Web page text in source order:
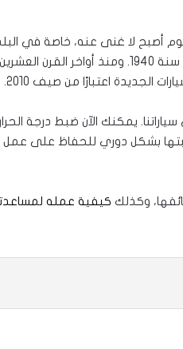
أصبح لا غنى عنه، خاصة في
الأجواء الحارة. كانت شركة باكارد موتوزر سباقة إلى تزويد سياراتها بالمكيف سنة 1940. ومنذ أواخر
يمكنك الآن ضبط درجة
بشكل دوري للحفاظ على عمل
وكذلك كيفية عمله